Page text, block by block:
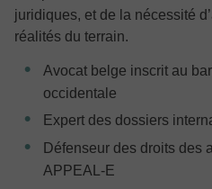
juridiques, et de la nécessité
réalités du terrain.
Avocat belge inscrit au
occidentale
Expert des dossiers
Défenseur des droits des
APPEAL-E